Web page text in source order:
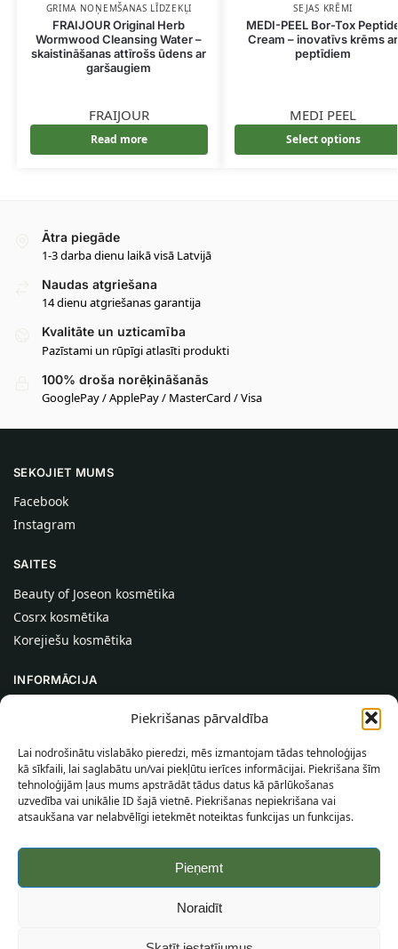
Piekrišanas pārvaldība
Lai nodrošinātu vislabāko pieredzi, mēs izmantojam tādas tehnoloģijas
kā sīkfaili, lai saglabātu un/vai piekļūtu ierīces informācijai. Piekrišana šīm
tehnoloģijām ļaus mums apstrādāt tādus datus kā pārlūkošanas
uzvedība vai unikālie ID šajā vietnē. Piekrišanas nepiekrišana vai
atsaukšana var nelabvēlīgi ietekmēt noteiktas funkcijas un funkcijas.
Pieņemt
Noraidīt
GRIMA NOŅEMŠANAS LĪDZEKĻI
FRAIJOUR Original Herb
Wormwood Cleansing Water –
skaistināšanas attīrošs ūdens ar
garšaugiem
FRAIJOUR
Read more
SEJAS KRĒMI
MEDI-PEEL Bor-Tox
Cream – inovatīvs krēms ar
peptīdiem
MEDI PEEL
Select options
Ātra piegāde
1-3 darba dienu laikā visā Latvijā
Naudas atgriešana
14 dienu atgriešanas garantija
Kvalitāte un uzticamība
Pazīstami un rūpīgi atlasīti produkti
100% droša norēķināšanās
GooglePay / ApplePay / MasterCard / Visa
SEKOJIET MUMS
Facebook
Instagram
SAITES
Beauty of Joseon kosmētika
Cosrx kosmētika
Korejiešu kosmētika
INFORMĀCIJA
Palīdzība
INFORMĀCIJA PIRCĒJAM
Piegādes nosacījumi
Noteikumi un nosacījumi
Vietnes karte